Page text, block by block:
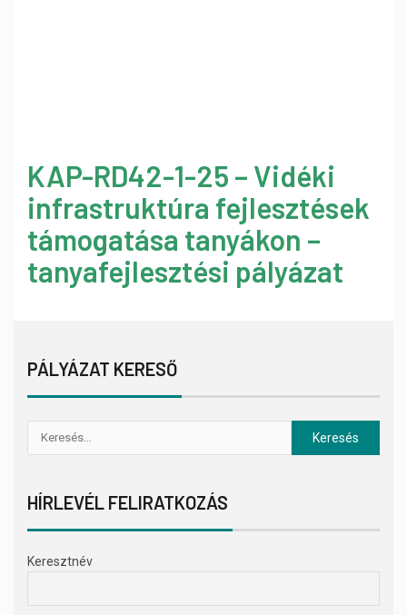
KAP-RD42-1-25 – Vidéki
infrastruktúra fejlesztések
támogatása tanyákon –
tanyafejlesztési pályázat
PÁLYÁZAT KERESŐ
HÍRLEVÉL FELIRATKOZÁS
Keresztnév